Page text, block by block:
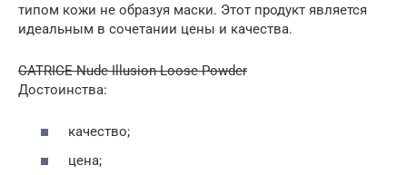
типом кожи не образуя маски. Этот продукт является
идеальным в сочетании цены и качества.
CATRICE Nude Illusion Loose Powder
Достоинства:
качество;
цена;